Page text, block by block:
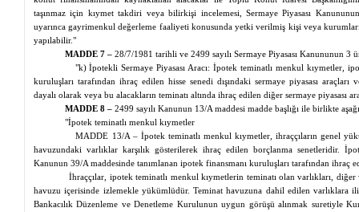
taşınmaz için kıymet takdiri veya bilirkişi incelemesi, Sermaye Piyasası
uyarınca gayrimenkul değerleme faaliyeti konusunda yetki verilmiş kişi veya
yapılabilir."
MADDE 7 – 28/7/1981 tarihli ve 2499 sayılı Sermaye Piyasası Kanununun 3
"k) İpotekli Sermaye Piyasası Aracı: İpotek teminatlı menkul kıymetler,
kuruluşları tarafından ihraç edilen hisse senedi dışındaki sermaye piyasası
dayalı olarak veya bu alacakların teminatı altında ihraç edilen diğer sermaye piyasası
MADDE 8 – 2499 sayılı Kanunun 13/A maddesi madde başlığı ile birlikte
"İpotek teminatlı menkul kıymetler
MADDE 13/A – İpotek teminatlı menkul kıymetler, ihraççıların genel
havuzundaki varlıklar karşılık gösterilerek ihraç edilen borçlanma senetleridir.
Kanunun 39/A maddesinde tanımlanan ipotek finansmanı kuruluşları tarafından ihraç
İhraççılar, ipotek teminatlı menkul kıymetlerin teminatı olan varlıkları,
havuzu içerisinde izlemekle yükümlüdür. Teminat havuzuna dahil edilen varlıklara
Bankacılık Düzenleme ve Denetleme Kurulunun uygun görüşü alınmak suretiyle